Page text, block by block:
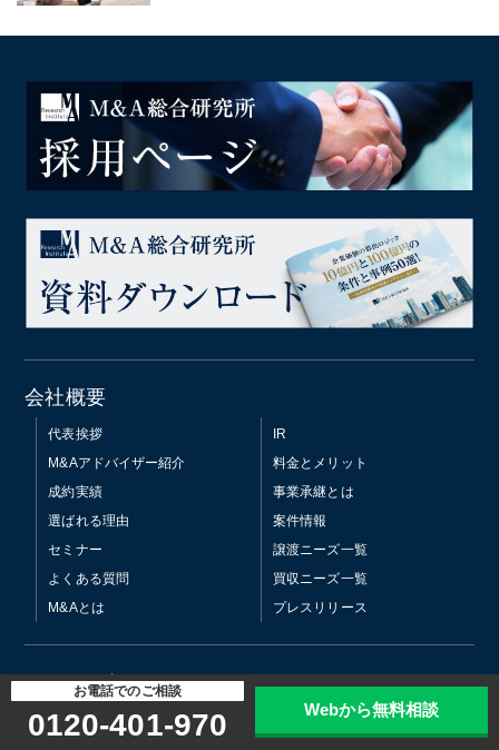
お電話でのご相談
0120-401-970 Webから無料相談
会社概要
代表挨拶
M&Aアドバイザー紹介
成約実績
選ばれる理由
セミナー
よくある質問
M&Aとは
IR
料金とメリット
事業承継とは
案件情報
譲渡ニーズ一覧
買収ニーズ一覧
プレスリリース
M&Aマガジン
M&A・会社売却の基礎
事業買収